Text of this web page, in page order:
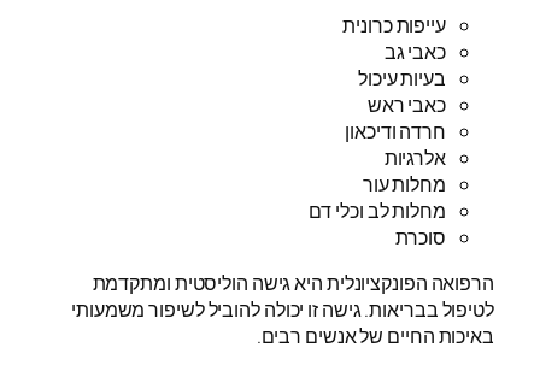
עייפות כרונית
כאבי גב
בעיות עיכול
כאבי ראש
חרדה ודיכאון
אלרגיות
מחלות עור
מחלות לב וכלי דם
סוכרת
הרפואה הפונקציונלית היא גישה הוליסטית ומתקדמת
לטיפול בבריאות. גישה זו יכולה להוביל לשיפור משמעותי
באיכות החיים של אנשים רבים.